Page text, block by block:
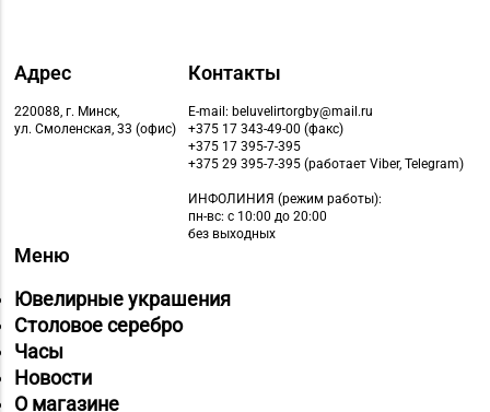
Адрес
220088, г. Минск,
ул. Смоленская, 33 (офис)
Контакты
E-mail: beluvelirtorgby@mail.ru
+375 17 343-49-00 (факс)
+375 17 395-7-395
+375 29 395-7-395 (работает Viber, Telegram)
ИНФОЛИНИЯ (режим работы):
пн-вс: с 10:00 до 20:00
без выходных
Меню
Ювелирные украшения
Столовое серебро
Часы
Новости
О магазине